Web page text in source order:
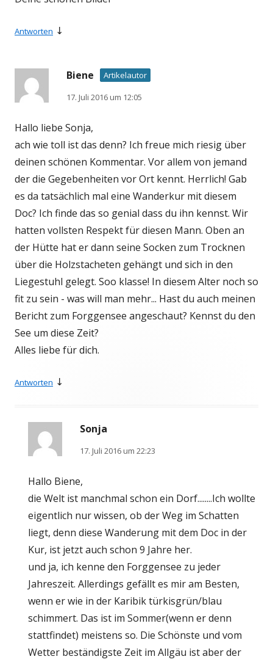
Antworten ↓
Biene
Artikelautor
17. Juli 2016 um 12:05
Hallo liebe Sonja,
ach wie toll ist das denn? Ich freue mich riesig über
deinen schönen Kommentar. Vor allem von jemand
der die Gegebenheiten vor Ort kennt. Herrlich! Gab
es da tatsächlich mal eine Wanderkur mit diesem
Doc? Ich finde das so genial dass du ihn kennst. Wir
hatten vollsten Respekt für diesen Mann. Oben an
der Hütte hat er dann seine Socken zum Trocknen
über die Holzstacheten gehängt und sich in den
Liegestuhl gelegt. Soo klasse! In diesem Alter noch so
fit zu sein - was will man mehr... Hast du auch meinen
Bericht zum Forggensee angeschaut? Kennst du den
See um diese Zeit?
Alles liebe für dich.
Antworten ↓
Sonja
17. Juli 2016 um 22:23
Hallo Biene,
die Welt ist manchmal schon ein Dorf........Ich wollte
eigentlich nur wissen, ob der Weg im Schatten
liegt, denn diese Wanderung mit dem Doc in der
Kur, ist jetzt auch schon 9 Jahre her.
und ja, ich kenne den Forggensee zu jeder
Jahreszeit. Allerdings gefällt es mir am Besten,
wenn er wie in der Karibik türkisgrün/blau
schimmert. Das ist im Sommer(wenn er denn
stattfindet) meistens so. Die Schönste und vom
Wetter beständigste Zeit im Allgäu ist aber der